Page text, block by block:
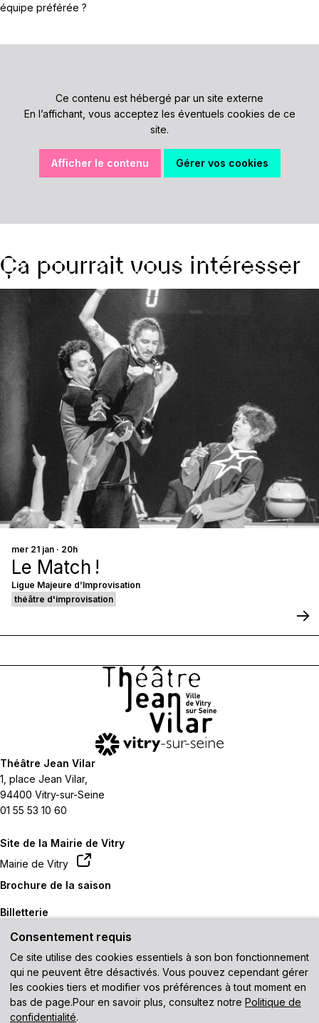
Consentement requis
Ce site utilise des cookies essentiels à son bon fonctionnement
qui ne peuvent être désactivés. Vous pouvez cependant gérer
les cookies tiers et modifier vos préférences à tout moment en
bas de page.Pour en savoir plus, consultez notre Politique de
confidentialité.
équipe préférée ?
Ce contenu est hébergé par un site externe
En l’affichant, vous acceptez les éventuels cookies de ce
site.
Afficher le contenu Gérer vos cookies
Ça pourrait vous intéresser
Le Match !
mer 21 jan · 20h
Ligue Majeure d’Improvisation
théâtre d'improvisation
Théâtre Jean Vilar
1, place Jean Vilar,
94400 Vitry-sur-Seine
01 55 53 10 60
Site de la Mairie de Vitry
Mairie de Vitry
Brochure de la saison
Billetterie
Contactez-nous
Venir au théâtre
Recevez notre newsletter